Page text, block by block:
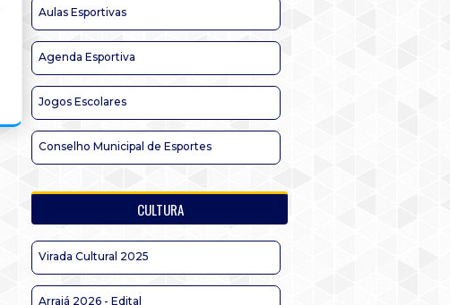
Aulas Esportivas
Agenda Esportiva
Jogos Escolares
Conselho Municipal de Esportes
CULTURA
Virada Cultural 2025
Arraiá 2026 - Edital